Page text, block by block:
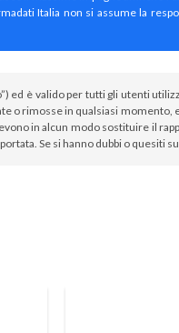
Italia non si assume la
ed è valido per tutti gli utenti
rimosse in qualsiasi
in alcun modo sostituire il
Se si hanno dubbi o quesiti